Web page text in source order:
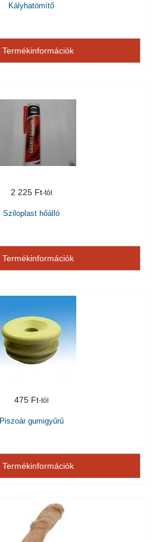
Kályhatömítő
Termékinformációk
2 225 Ft
Sziloplast hőálló
Termékinformációk
475 Ft
Piszoár gumigyűrű
Termékinformációk